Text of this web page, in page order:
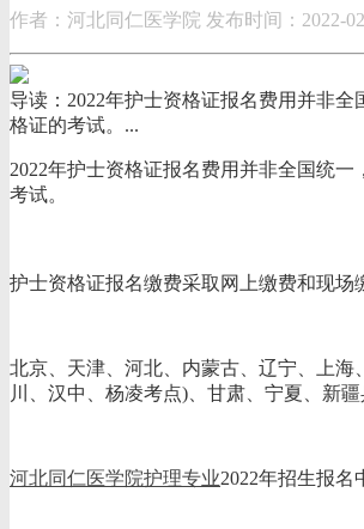
作者：河北同仁医学院 发布时间：2022-
导读：2022年护士资格证报名费用并非
格证的考试。...
2022年护士资格证报名费用并非全国统
考试。
护士资格证报名缴费采取网上缴费和现
北京、天津、河北、内蒙古、辽宁、上
川、汉中、杨凌考点)、甘肃、宁夏、新
河北同仁医学院护理专业2022年招生报